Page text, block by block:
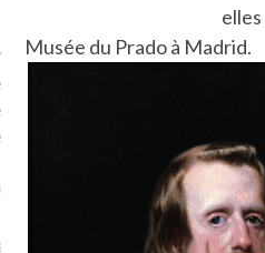
qui Marche: pousseuse
ou pas. Mais
pas d’interdit. Vélo,
bateau…
incite à un autre regard
curiosité. C’est un
Musée du Prado à Madrid.